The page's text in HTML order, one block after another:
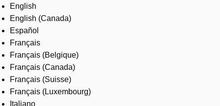
Careers
English
English (Canada)
Español
Français
Français (Belgique)
Français (Canada)
Français (Suisse)
Français (Luxembourg)
Italiano